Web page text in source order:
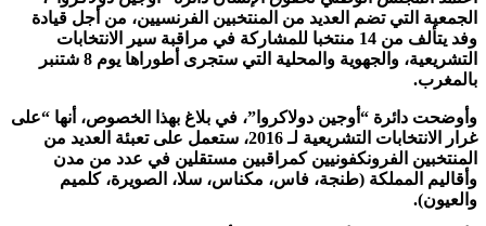
الجمعية التي تضم العديد من المنتخبين الفرنسيين، من أجل قيادة
وفد يتألف من 14 منتخبا للمشاركة في مراقبة سير الانتخابات
التشريعية، والجهوية والمحلية التي ستجرى أطوراها يوم 8 شتنبر
بالمغرب.
وأوضحت دائرة “أوجين دولاكروا”، في بلاغ بهذا الخصوص، أنها “على
غرار الانتخابات التشريعية لـ 2016، ستعمل على تعبئة العديد من
المنتخبين الفرونكفونيين كمراقبين مستقلين في عدد من مدن
وأقاليم المملكة (طنجة، فاس، مكناس، سلا، الصويرة، كلميم
والعيون).